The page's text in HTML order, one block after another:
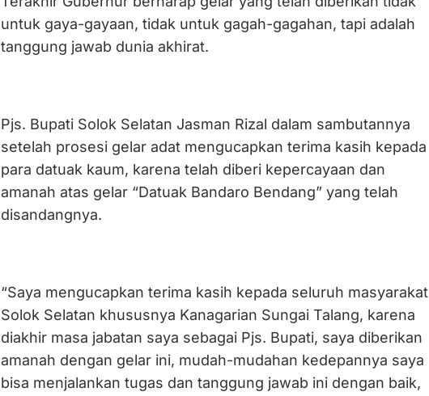
untuk gaya-gayaan, tidak untuk gagah-gagahan, tapi adalah
tanggung jawab dunia akhirat.
Pjs. Bupati Solok Selatan Jasman Rizal dalam sambutannya
setelah prosesi gelar adat mengucapkan terima kasih kepada
para datuak kaum, karena telah diberi kepercayaan dan
amanah atas gelar “Datuak Bandaro Bendang” yang telah
disandangnya.
“Saya mengucapkan terima kasih kepada seluruh masyarakat
Solok Selatan khususnya Kanagarian Sungai Talang, karena
diakhir masa jabatan saya sebagai Pjs. Bupati, saya diberikan
amanah dengan gelar ini, mudah-mudahan kedepannya saya
bisa menjalankan tugas dan tanggung jawab ini dengan baik,